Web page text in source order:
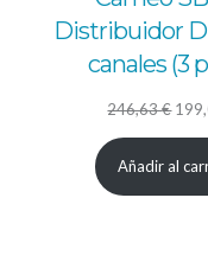
Distribuidor
canales (3
246,63€ El
Añadir al